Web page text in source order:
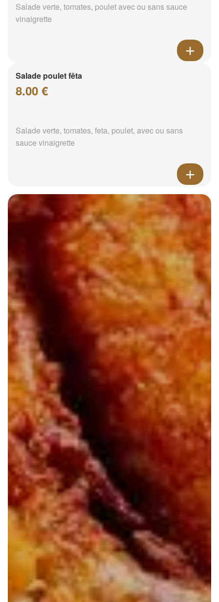
Salade verte, tomates, poulet avec ou sans sauce
vinaigrette
Salade poulet fêta
8.00 €
Salade verte, tomates, feta, poulet, avec ou sans
sauce vinaigrette